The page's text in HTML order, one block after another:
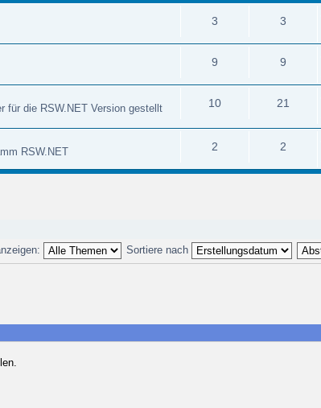
3 3
9 9
für die RSW.NET Version gestellt
10 21
RSW.NET 2 2
Sortiere nach